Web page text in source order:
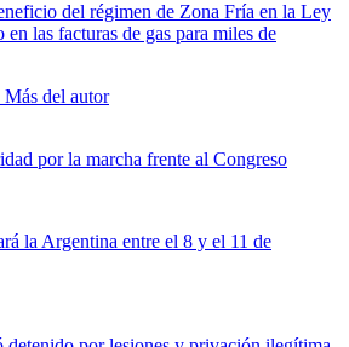
del régimen de Zona Fría en la Ley
las facturas de gas para miles de
Más del autor
por la marcha frente al Congreso
la Argentina entre el 8 y el 11 de